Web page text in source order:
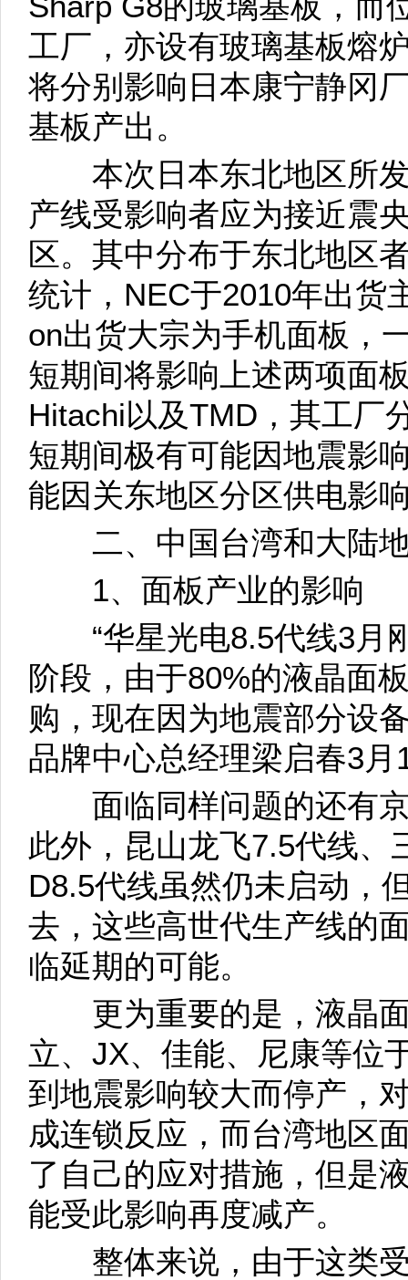
工厂，亦设有玻璃基板熔
将分别影响日本康宁静冈
基板产出。
本次日本东北地区所发
产线受影响者应为接近震
区。其中分布于东北地区
统计，NEC于2010年出货
on出货大宗为手机面板，
短期间将影响上述两项面
Hitachi以及TMD，其工厂
短期间极有可能因地震影
能因关东地区分区供电影
二、中国台湾和大陆地
1、面板产业的影响
“华星光电8.5代线3月
阶段，由于80%的液晶面
购，现在因为地震部分设
品牌中心总经理梁启春3月
面临同样问题的还有京
此外，昆山龙飞7.5代线、
D8.5代线虽然仍未启动，
去，这些高世代生产线的
临延期的可能。
更为重要的是，液晶面
立、JX、佳能、尼康等位
到地震影响较大而停产，
成连锁反应，而台湾地区
了自己的应对措施，但是
能受此影响再度减产。
整体来说，由于这类受